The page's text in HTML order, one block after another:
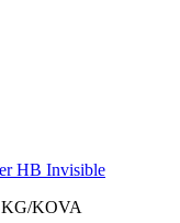
HB Invisible
KOVA